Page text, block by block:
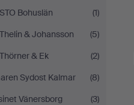
Bohuslän
(1)
& Johansson
(5)
& Ek
(2)
Sydost Kalmar
(8)
Vänersborg
(3)